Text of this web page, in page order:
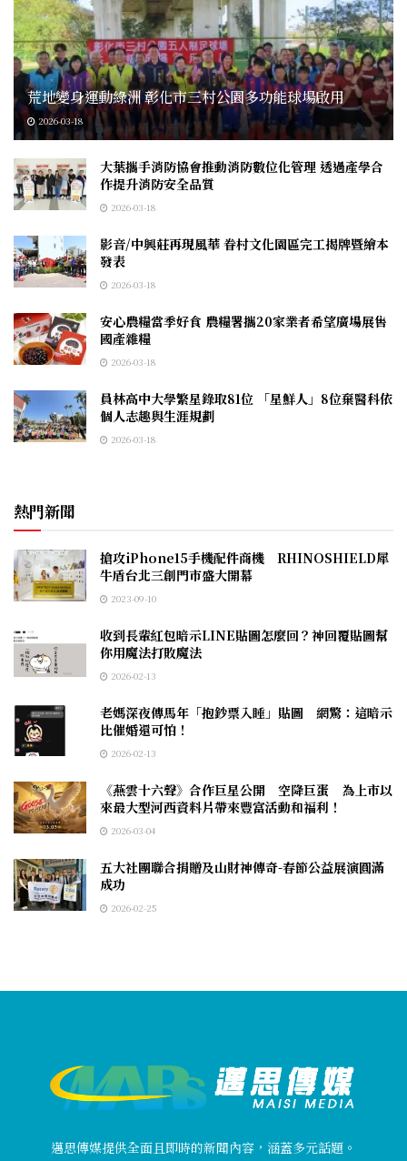
荒地變身運動綠洲 彰化市三村公園多功能球場啟用
2026-03-18
大葉攜手消防協會推動消防數位化管理 透過產學合
作提升消防安全品質
2026-03-18
影音/中興莊再現風華 眷村文化園區完工揭牌暨繪本
發表
2026-03-18
安心農糧當季好食 農糧署攜20家業者希望廣場展售
國產雜糧
2026-03-18
員林高中大學繁星錄取81位 「星鮮人」8位棄醫科依
個人志趣與生涯規劃
2026-03-18
熱門新聞
搶攻iPhone15手機配件商機 RHINOSHIELD犀
牛盾台北三創門市盛大開幕
2023-09-10
收到長輩紅包暗示LINE貼圖怎麼回？神回覆貼圖幫
你用魔法打敗魔法
2026-02-13
老媽深夜傳馬年「抱鈔票入睡」貼圖 網驚：這暗示
比催婚還可怕！
2026-02-13
《燕雲十六聲》合作巨星公開 空降巨蛋 為上市以
來最大型河西資料片帶來豐富活動和福利！
2026-03-04
五大社團聯合捐贈及山財神傳奇-春節公益展演圓滿
成功
2026-02-25
邁思傳媒提供全面且即時的新聞內容，涵蓋多元話題。